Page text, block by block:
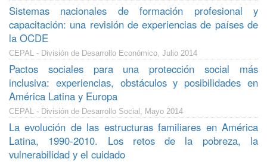
Sistemas nacionales de formación profesional y
capacitación: una revisión de experiencias de países de
la OCDE
CEPAL - División de Desarrollo Económico, Julio 2014
Pactos sociales para una protección social más
inclusiva: experiencias, obstáculos y posibilidades en
América Latina y Europa
CEPAL - División de Desarrollo Social, Mayo 2014
La evolución de las estructuras familiares en América
Latina, 1990-2010. Los retos de la pobreza, la
vulnerabilidad y el cuidado